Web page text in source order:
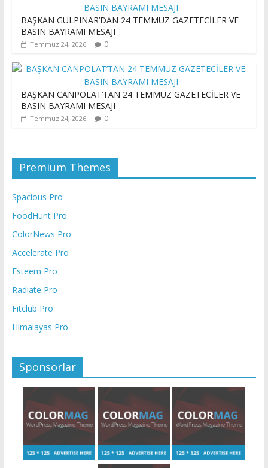
BAŞKAN GÜLPINAR’DAN 24 TEMMUZ GAZETECİLER VE
BASIN BAYRAMI MESAJI
Temmuz 24, 2026 0
BAŞKAN CANPOLAT’TAN 24 TEMMUZ GAZETECİLER VE
BASIN BAYRAMI MESAJI
Temmuz 24, 2026 0
Premium Themes
Spacious Pro
FoodHunt Pro
ColorNews Pro
Accelerate Pro
Esteem Pro
Radiate Pro
Fitclub Pro
Himalayas Pro
Sponsorlar